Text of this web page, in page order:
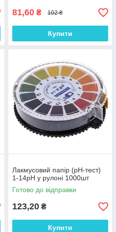
81,60 ₴ 102 ₴
Купити
Лакмусовий папір (pH-тест)
1-14рН у рулоні 1000шт
Готово до відправки
123,20 ₴
Купити